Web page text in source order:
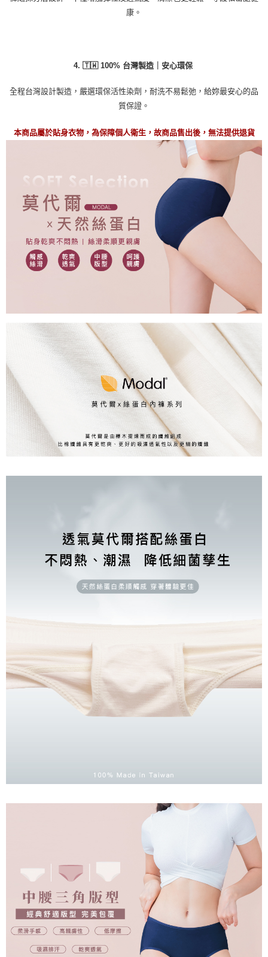
康。
4. 🇹🇼 100% 台灣製造｜安心環保
全程台灣設計製造，嚴選環保活性染劑，耐洗不易鬆弛，給妳最安心的品
質保證。
本商品屬於貼身衣物，為保障個人衛生，故商品售出後，無法提供退貨